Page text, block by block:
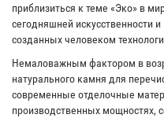
приблизиться к теме «Эко» в
сегодняшней искусственности и
созданных человеком
Немаловажным фактором в
натурального камня для
современные отделочные
производственных мощностях,